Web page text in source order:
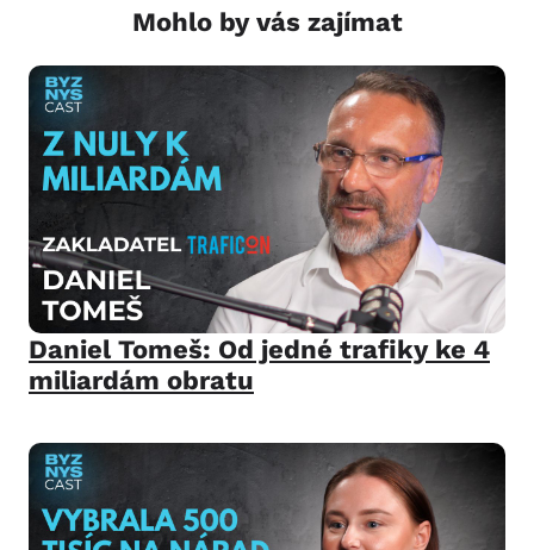
Mohlo by vás zajímat
Daniel Tomeš: Od jedné trafiky ke 4
miliardám obratu